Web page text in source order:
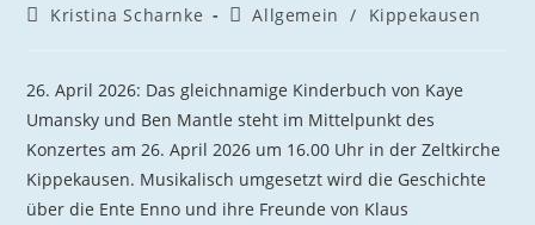
Beitrags-
Kristina Scharnke
Beitrags-
Allgemein / Kippekausen
26. April 2026: Das gleichnamige Kinderbuch von Kaye
Umansky und Ben Mantle steht im Mittelpunkt des
Konzertes am 26. April 2026 um 16.00 Uhr in der Zeltkirche
Kippekausen. Musikalisch umgesetzt wird die Geschichte
über die Ente Enno und ihre Freunde von Klaus